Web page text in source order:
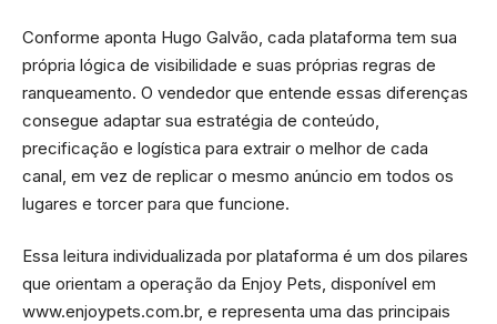
Conforme aponta Hugo Galvão, cada plataforma tem sua
própria lógica de visibilidade e suas próprias regras de
ranqueamento. O vendedor que entende essas diferenças
consegue adaptar sua estratégia de conteúdo,
precificação e logística para extrair o melhor de cada
canal, em vez de replicar o mesmo anúncio em todos os
lugares e torcer para que funcione.
Essa leitura individualizada por plataforma é um dos pilares
que orientam a operação da Enjoy Pets, disponível em
www.enjoypets.com.br, e representa uma das principais